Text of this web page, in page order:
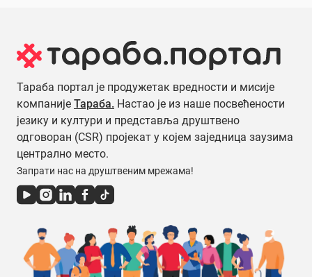
Тараба портал је продужетак вредности и мисије
компаније Тараба. Настао је из наше посвећености
језику и култури и представља друштвено
одговоран (CSR) пројекат у којем заједница заузима
централно место.
Запрати нас на друштвеним мрежама!